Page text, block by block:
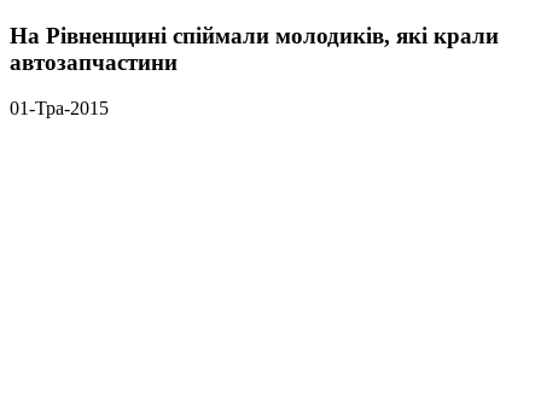
На Рівненщині спіймали молодиків, які крали
автозапчастини
01-Тра-2015